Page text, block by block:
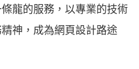
龍的服務，以專業的技術
神，成為網頁設計路途